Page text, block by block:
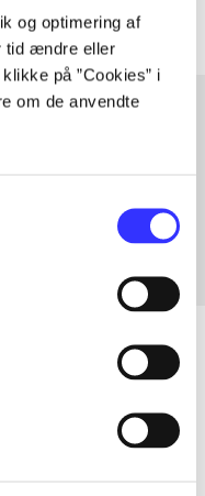
og optimering af
tid ændre eller
på ”Cookies” i
om de anvendte
udgivelser